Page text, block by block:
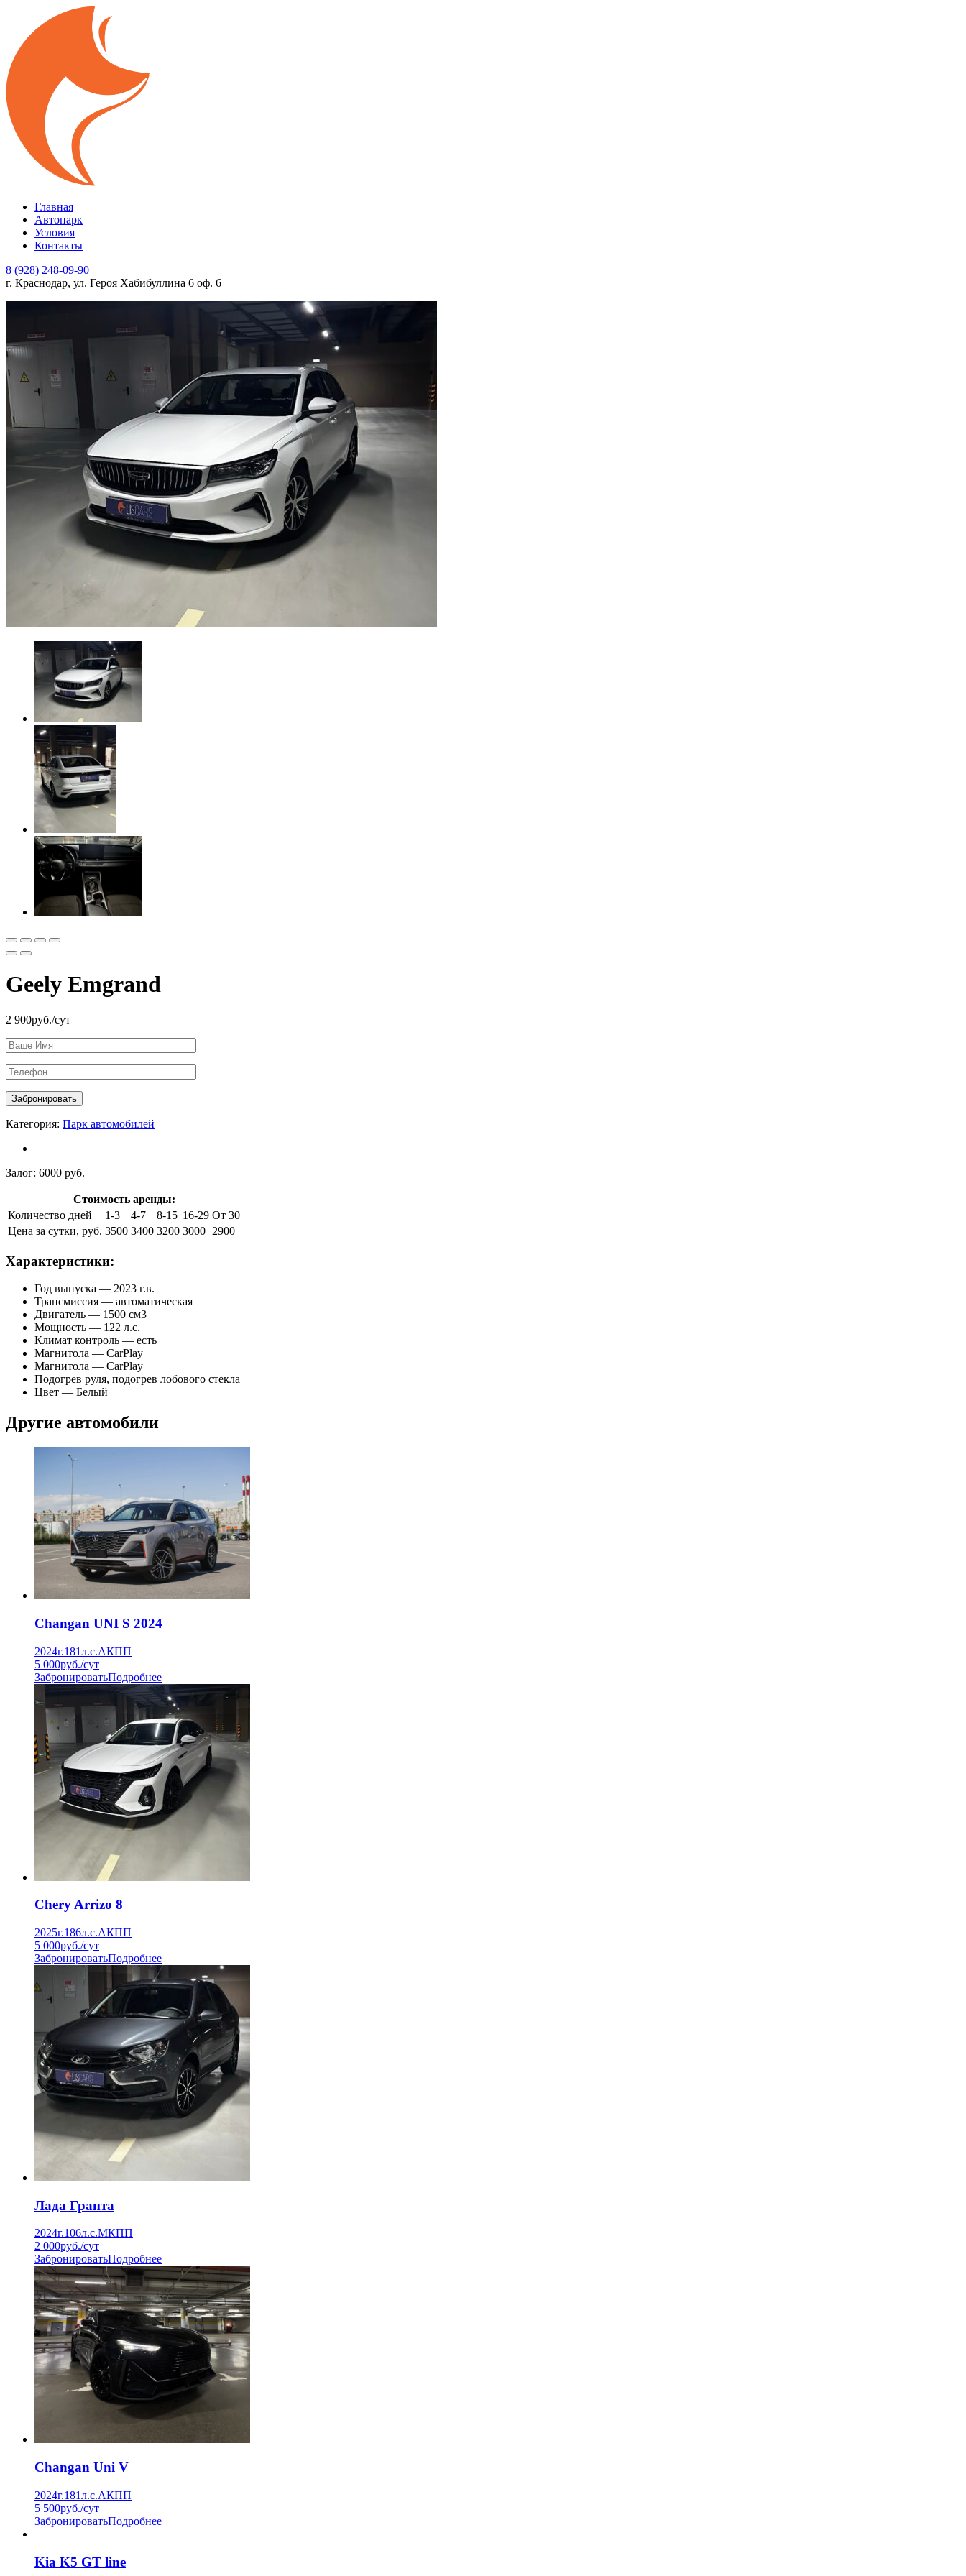
Главная
Автопарк
Условия
Контакты
8 (928) 248-09-90
г. Краснодар, ул. Героя Хабибуллина 6 оф. 6
Geely Emgrand
2 900руб./сут
Категория: Парк автомобилей
Залог: 6000 руб.
Стоимость аренды:
Количество дней
1-3 4-7 8-15 16-29 От 30
Цена за сутки, руб. 3500 3400 3200 3000 2900
Характеристики:
Год выпуска — 2023 г.в.
Трансмиссия — автоматическая
Двигатель — 1500 см3
Мощность — 122 л.с.
Климат контроль — есть
Магнитола — CarPlay
Магнитола — CarPlay
Подогрев руля, подогрев лобового стекла
Цвет — Белый
Другие автомобили
Changan UNI S 2024
2024г.181л.с.АКПП
5 000руб./сут
ЗабронироватьПодробнее
Chery Arrizo 8
2025г.186л.с.АКПП
5 000руб./сут
ЗабронироватьПодробнее
Лада Гранта
2024г.106л.с.МКПП
2 000руб./сут
ЗабронироватьПодробнее
Changan Uni V
2024г.181л.с.АКПП
5 500руб./сут
ЗабронироватьПодробнее
Kia K5 GT line